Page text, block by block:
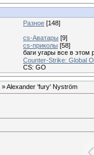
Разное [148]
cs-Аватары [9]
cs-приколы [58]
баги угары все в этом
Counter-Strike: Global
CS: GO
» Alexander 'fury' Nyström